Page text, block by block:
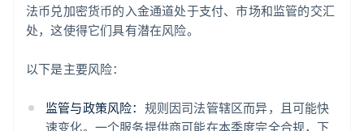
法币兑加密货币的入金通道处于支付、市场和监管的交汇
处，这使得它们具有潜在风险。
以下是主要风险：
监管与政策风险： 规则因司法管辖区而异，且可能快
速变化。一个服务提供商可能在本季度完全合规，下